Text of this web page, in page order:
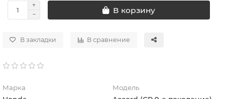
В корзину
В закладки В сравнение
Марка Модель